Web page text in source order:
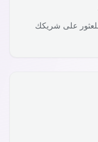
على شريكك